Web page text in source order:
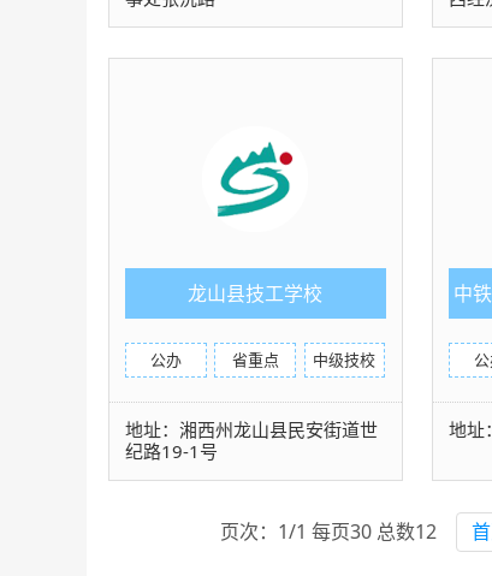
龙山县技工学校
公办 省重点 中级技校
地址：湘西州龙山县民安街道世
纪路19-1号
中
地址
页次：1/1 每页30 总数12